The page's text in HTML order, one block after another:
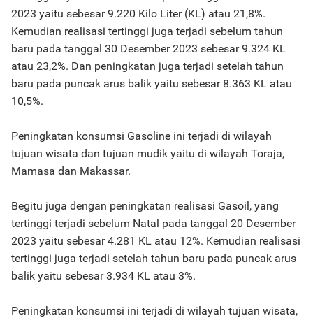
2023 yaitu sebesar 9.220 Kilo Liter (KL) atau 21,8%.
Kemudian realisasi tertinggi juga terjadi sebelum tahun
baru pada tanggal 30 Desember 2023 sebesar 9.324 KL
atau 23,2%. Dan peningkatan juga terjadi setelah tahun
baru pada puncak arus balik yaitu sebesar 8.363 KL atau
10,5%.
Peningkatan konsumsi Gasoline ini terjadi di wilayah
tujuan wisata dan tujuan mudik yaitu di wilayah Toraja,
Mamasa dan Makassar.
Begitu juga dengan peningkatan realisasi Gasoil, yang
tertinggi terjadi sebelum Natal pada tanggal 20 Desember
2023 yaitu sebesar 4.281 KL atau 12%. Kemudian realisasi
tertinggi juga terjadi setelah tahun baru pada puncak arus
balik yaitu sebesar 3.934 KL atau 3%.
Peningkatan konsumsi ini terjadi di wilayah tujuan wisata,